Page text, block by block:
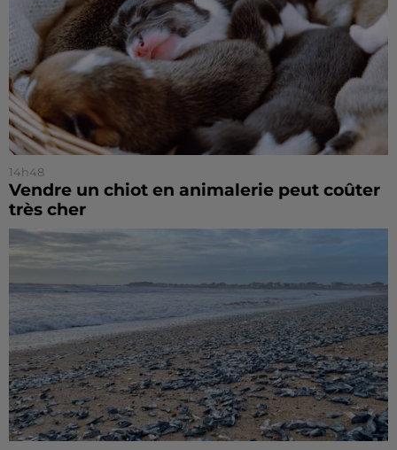
14h48
Vendre un chiot en animalerie peut coûter
très cher